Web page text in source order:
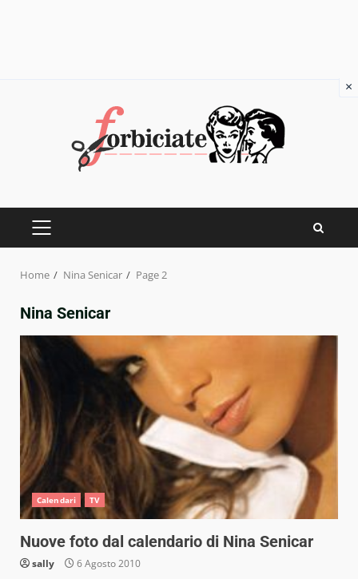
PRIMARY
Home Nina Senicar Page 2
Nina Senicar
Calendari TV
Nuove foto dal calendario di Nina Senicar
sally 6 Agosto 2010
×